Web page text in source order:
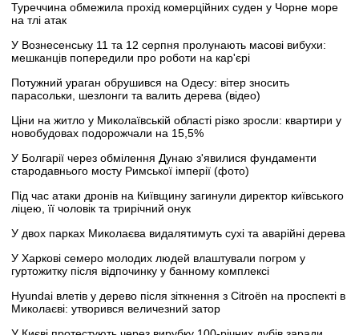
Туреччина обмежила прохід комерційних суден у Чорне море
на тлі атак
У Вознесенську 11 та 12 серпня пролунають масові вибухи:
мешканців попередили про роботи на кар'єрі
Потужний ураган обрушився на Одесу: вітер зносить
парасольки, шезлонги та валить дерева (відео)
Ціни на житло у Миколаївській області різко зросли: квартири у
новобудовах подорожчали на 15,5%
У Болгарії через обмілення Дунаю з'явилися фундаменти
стародавнього мосту Римської імперії (фото)
Під час атаки дронів на Київщину загинули директор київського
ліцею, її чоловік та трирічний онук
У двох парках Миколаєва видалятимуть сухі та аварійні дерева
У Харкові семеро молодих людей влаштували погром у
гуртожитку після відпочинку у банному комплексі
Hyundai влетів у дерево після зіткнення з Citroën на проспекті в
Миколаєві: утворився величезний затор